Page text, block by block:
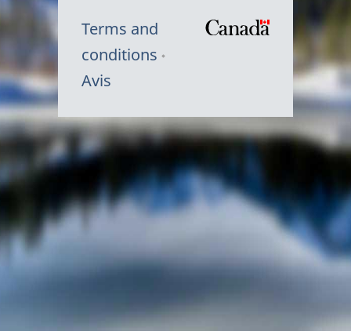
Terms and
conditions
Avis
Symbole
du
Canada